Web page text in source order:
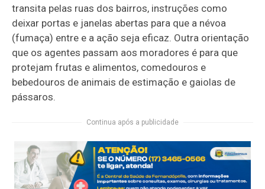
transita pelas ruas dos bairros, instruções como
deixar portas e janelas abertas para que a névoa
(fumaça) entre e a ação seja eficaz. Outra orientação
que os agentes passam aos moradores é para que
protejam frutas e alimentos, comedouros e
bebedouros de animais de estimação e gaiolas de
pássaros.
Continua após a publicidade